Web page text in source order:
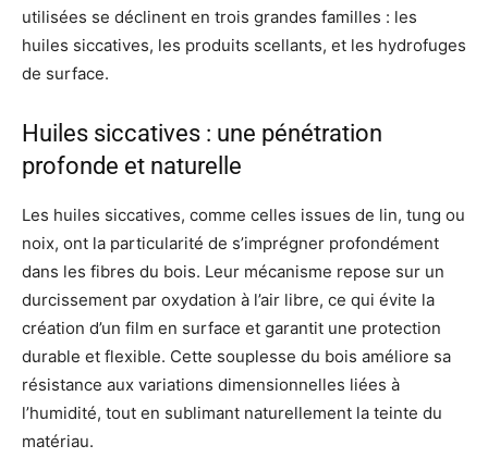
utilisées se déclinent en trois grandes familles : les
huiles siccatives, les produits scellants, et les hydrofuges
de surface.
Huiles siccatives : une pénétration
profonde et naturelle
Les huiles siccatives, comme celles issues de lin, tung ou
noix, ont la particularité de s’imprégner profondément
dans les fibres du bois. Leur mécanisme repose sur un
durcissement par oxydation à l’air libre, ce qui évite la
création d’un film en surface et garantit une protection
durable et flexible. Cette souplesse du bois améliore sa
résistance aux variations dimensionnelles liées à
l’humidité, tout en sublimant naturellement la teinte du
matériau.